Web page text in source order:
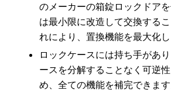
のメーカーの箱錠ロックドア
は最小限に改造して交換する
れにより、置換機能を最大化し
ロックケースには持ち手があ
ースを分解することなく可逆
め、全ての機能を補完できま